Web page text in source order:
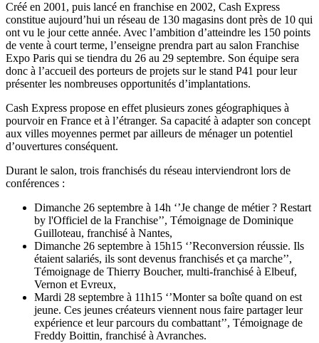
Créé en 2001, puis lancé en franchise en 2002, Cash Express
constitue aujourd’hui un réseau de 130 magasins dont près de 10 qui
ont vu le jour cette année. Avec l’ambition d’atteindre les 150 points
de vente à court terme, l’enseigne prendra part au salon Franchise
Expo Paris qui se tiendra du 26 au 29 septembre. Son équipe sera
donc à l’accueil des porteurs de projets sur le stand P41 pour leur
présenter les nombreuses opportunités d’implantations.
Cash Express propose en effet plusieurs zones géographiques à
pourvoir en France et à l’étranger. Sa capacité à adapter son concept
aux villes moyennes permet par ailleurs de ménager un potentiel
d’ouvertures conséquent.
Durant le salon, trois franchisés du réseau interviendront lors de
conférences :
Dimanche 26 septembre à 14h ‘’Je change de métier ? Restart
by l'Officiel de la Franchise’’, Témoignage de Dominique
Guilloteau, franchisé à Nantes,
Dimanche 26 septembre à 15h15 ‘’Reconversion réussie. Ils
étaient salariés, ils sont devenus franchisés et ça marche’’,
Témoignage de Thierry Boucher, multi-franchisé à Elbeuf,
Vernon et Evreux,
Mardi 28 septembre à 11h15 ‘’Monter sa boîte quand on est
jeune. Ces jeunes créateurs viennent nous faire partager leur
expérience et leur parcours du combattant’’, Témoignage de
Freddy Boittin, franchisé à Avranches.